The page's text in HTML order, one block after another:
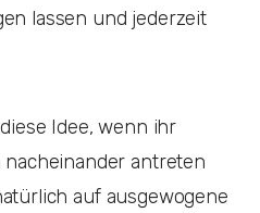
lassen und jederzeit
Idee, wenn ihr
antreten
auf ausgewogene